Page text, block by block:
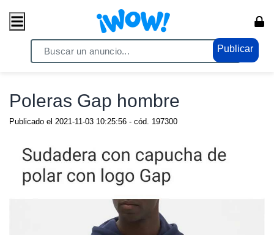
Publicar
/ Comercio / Consumo masivo
Poleras Gap hombre
Publicado el 2021-11-03 10:25:56 - cód. 197300